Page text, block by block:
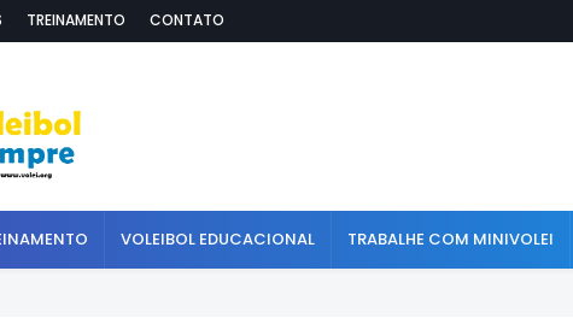
TREINAMENTO CONTATO
VOLEIBOL EDUCACIONAL TRABALHE COM MINIVOLEI